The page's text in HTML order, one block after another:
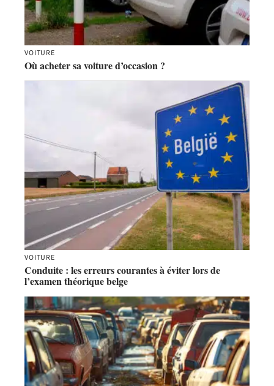
VOITURE
Où acheter sa voiture d’occasion ?
VOITURE
Conduite : les erreurs courantes à éviter lors de
l’examen théorique belge